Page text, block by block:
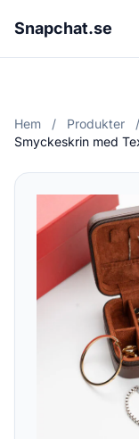
Snapchat.se
Hem / Produkter /
Smyckeskrin med